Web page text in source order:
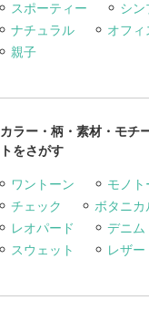
スポーティー
シン
ナチュラル
オフィ
親子
カラー・柄・素材・モチ
トをさがす
ワントーン
モノト
チェック
ボタニカ
レオパード
デニム
スウェット
レザー